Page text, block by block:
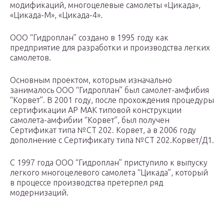
модификаций, многоцелевые самолеты «Цикада»,
«Цикада-М», «Цикада-4».
ООО “Гидроплан” создано в 1995 году как
предприятие для разработки и производства легких
самолетов.
Основным проектом, которым изначально
занималось ООО “Гидроплан” был самолет-амфибия
“Корвет”. В 2001 году, после прохождения процедуры
сертификации АР МАК типовой конструкции
самолета-амфибии “Корвет”, был получен
Сертификат типа №СТ 202. Корвет, а в 2006 году
дополнение с Сертификату типа №СТ 202.Корвет/Д1.
С 1997 года ООО “Гидроплан” приступило к выпуску
легкого многоцелевого самолета “Цикада”, который
в процессе производства претерпел ряд
модернизаций.